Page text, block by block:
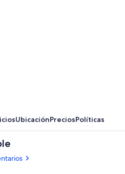
UbicaciónPreciosPolíticas